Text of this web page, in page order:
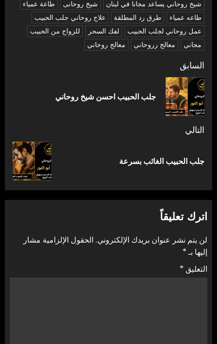
شیخ روحاني يساعد مجانا في لبنان شیخ روحانی
طاعة عمياء
طاعه عمياء
طرق رد المطلقة
علاج روحاني جلب الحبيب
عمل روحاني لجلب الحبيب
لفك السحر
للزواج من الحبيب
مجاني
معالج رروحاني معالج روحاني
تصفّح
المقالات
السابق
جلب الحبيب احسن شيخ روحاني
التالي
المقالة
جلب الحبيب الغائب بسرعة
اترك تعليقاً
لن يتم نشر عنوان بريدك الإلكتروني. الحقول الإلزامية مشار
إليها بـ*
التعليق *